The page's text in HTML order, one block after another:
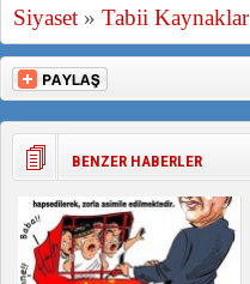
Siyaset » Tabii Kaynaklar
BENZER HABERLER